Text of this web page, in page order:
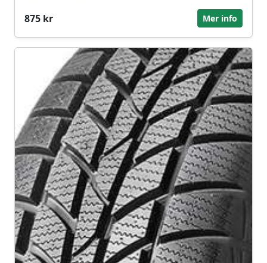
875 kr
Mer info